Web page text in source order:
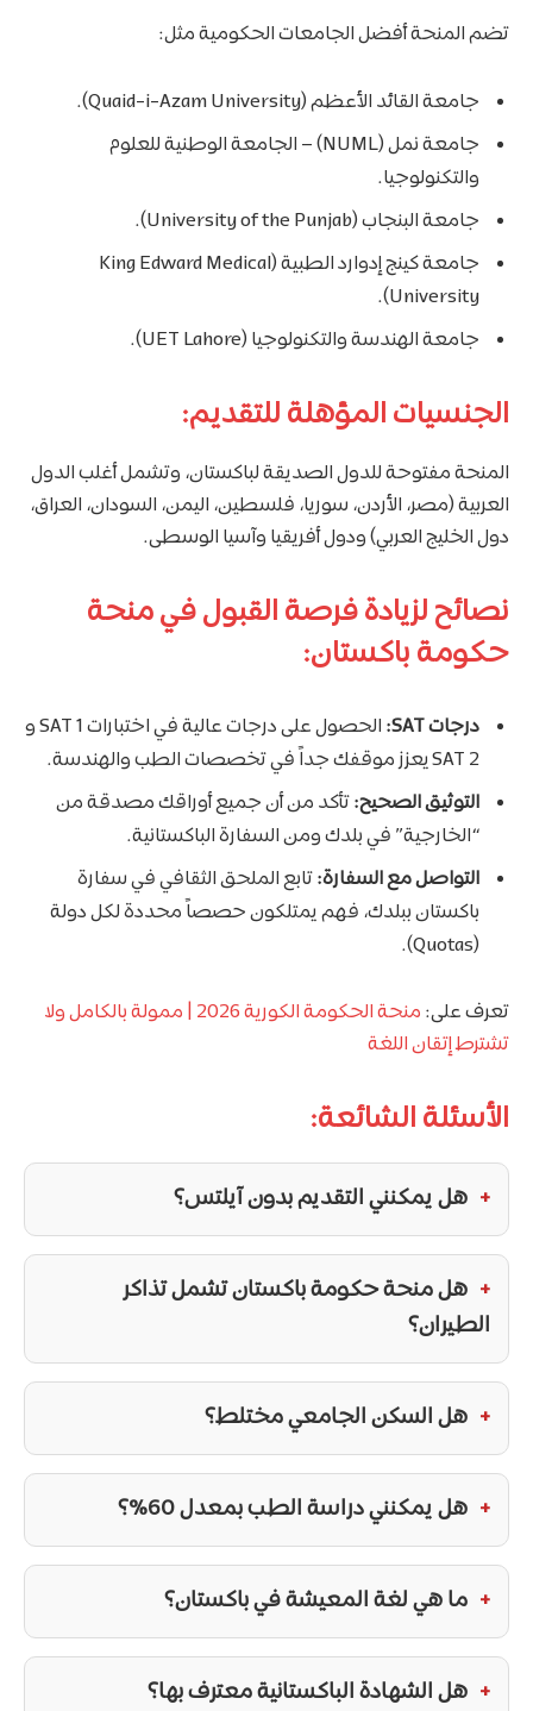
تضم المنحة أفضل الجامعات الحكومية مثل:
جامعة القائد الأعظم (Quaid-i-Azam University).
جامعة نمل (NUML) – الجامعة الوطنية للعلوم
والتكنولوجيا.
جامعة البنجاب (University of the Punjab).
جامعة كينج إدوارد الطبية (King Edward Medical
University).
جامعة الهندسة والتكنولوجيا (UET Lahore).
الجنسيات المؤهلة للتقديم:
المنحة مفتوحة للدول الصديقة لباكستان، وتشمل أغلب الدول
العربية (مصر، الأردن، سوريا، فلسطين، اليمن، السودان، العراق،
دول الخليج العربي) ودول أفريقيا وآسيا الوسطى.
نصائح لزيادة فرصة القبول في منحة
حكومة باكستان:
درجات SAT:
الحصول على درجات عالية في اختبارات SAT 1 و
SAT 2 يعزز موقفك جداً في تخصصات الطب والهندسة.
التوثيق الصحيح:تأكد من أن جميع أوراقك مصدقة من
“الخارجية” في بلدك ومن السفارة الباكستانية.
التواصل مع السفارة:تابع الملحق الثقافي في سفارة
باكستان ببلدك، فهم يمتلكون حصصاً محددة لكل دولة
(Quotas).
تعرف على:
منحة الحكومة الكورية 2026 | ممولة بالكامل ولا
تشترط إتقان اللغة
الأسئلة الشائعة:
هل يمكنني التقديم بدون آيلتس؟
هل منحة حكومة باكستانتشمل تذاكر
الطيران؟
هل السكن الجامعي مختلط؟
هل يمكنني دراسة الطب بمعدل 60%؟
ما هي لغة المعيشة في باكستان؟
هل الشهادة الباكستانية معترف بها؟